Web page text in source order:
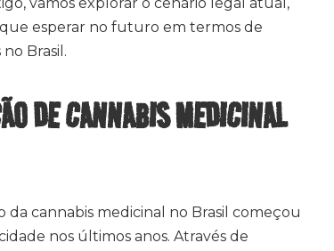
esperar no futuro em termos de
Brasil.
DE CANNABIS MEDICINAL
cannabis medicinal no Brasil começou
nos últimos anos. Através de